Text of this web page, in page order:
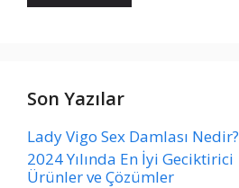
Son Yazılar
Lady Vigo Sex Damlası Nedir?
2024 Yılında En İyi Geciktirici
Ürünler ve Çözümler